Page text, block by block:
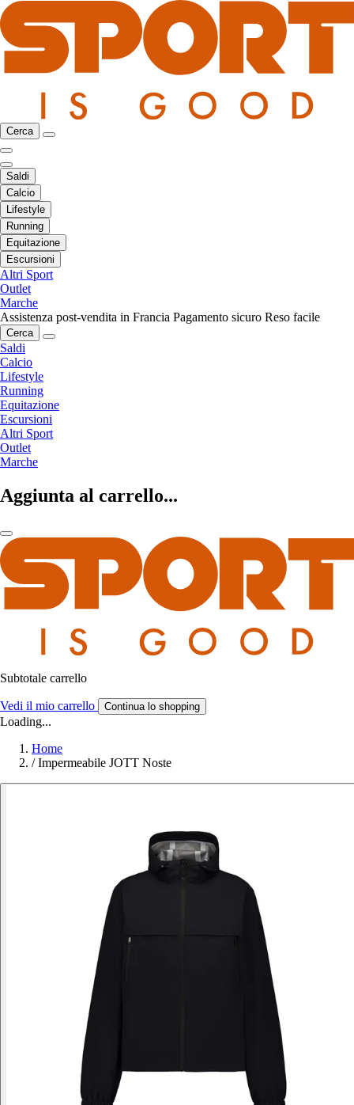
Cerca
Saldi
Calcio
Lifestyle
Running
Equitazione
Escursioni
Altri Sport
Outlet
Marche
Assistenza post-vendita in Francia Pagamento sicuro Reso facile
Cerca
Saldi
Calcio
Lifestyle
Running
Equitazione
Escursioni
Altri Sport
Outlet
Marche
Aggiunta al carrello...
Subtotale carrello
Vedi il mio carrello Continua lo shopping
Loading...
Home
/ Impermeabile JOTT Noste